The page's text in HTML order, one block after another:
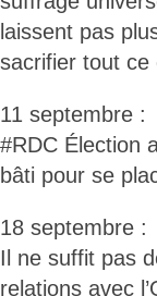
laissent pas
sacrifier tout ce
11 septembre :
#RDC Élection
bâti pour se
18 septembre :
Il ne suffit pas
relations avec